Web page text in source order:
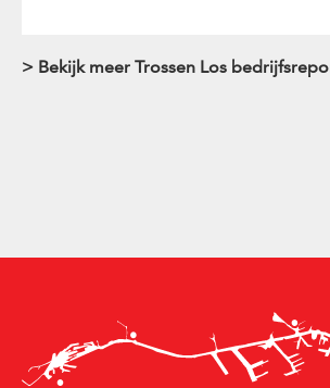
> Bekijk meer Trossen Los